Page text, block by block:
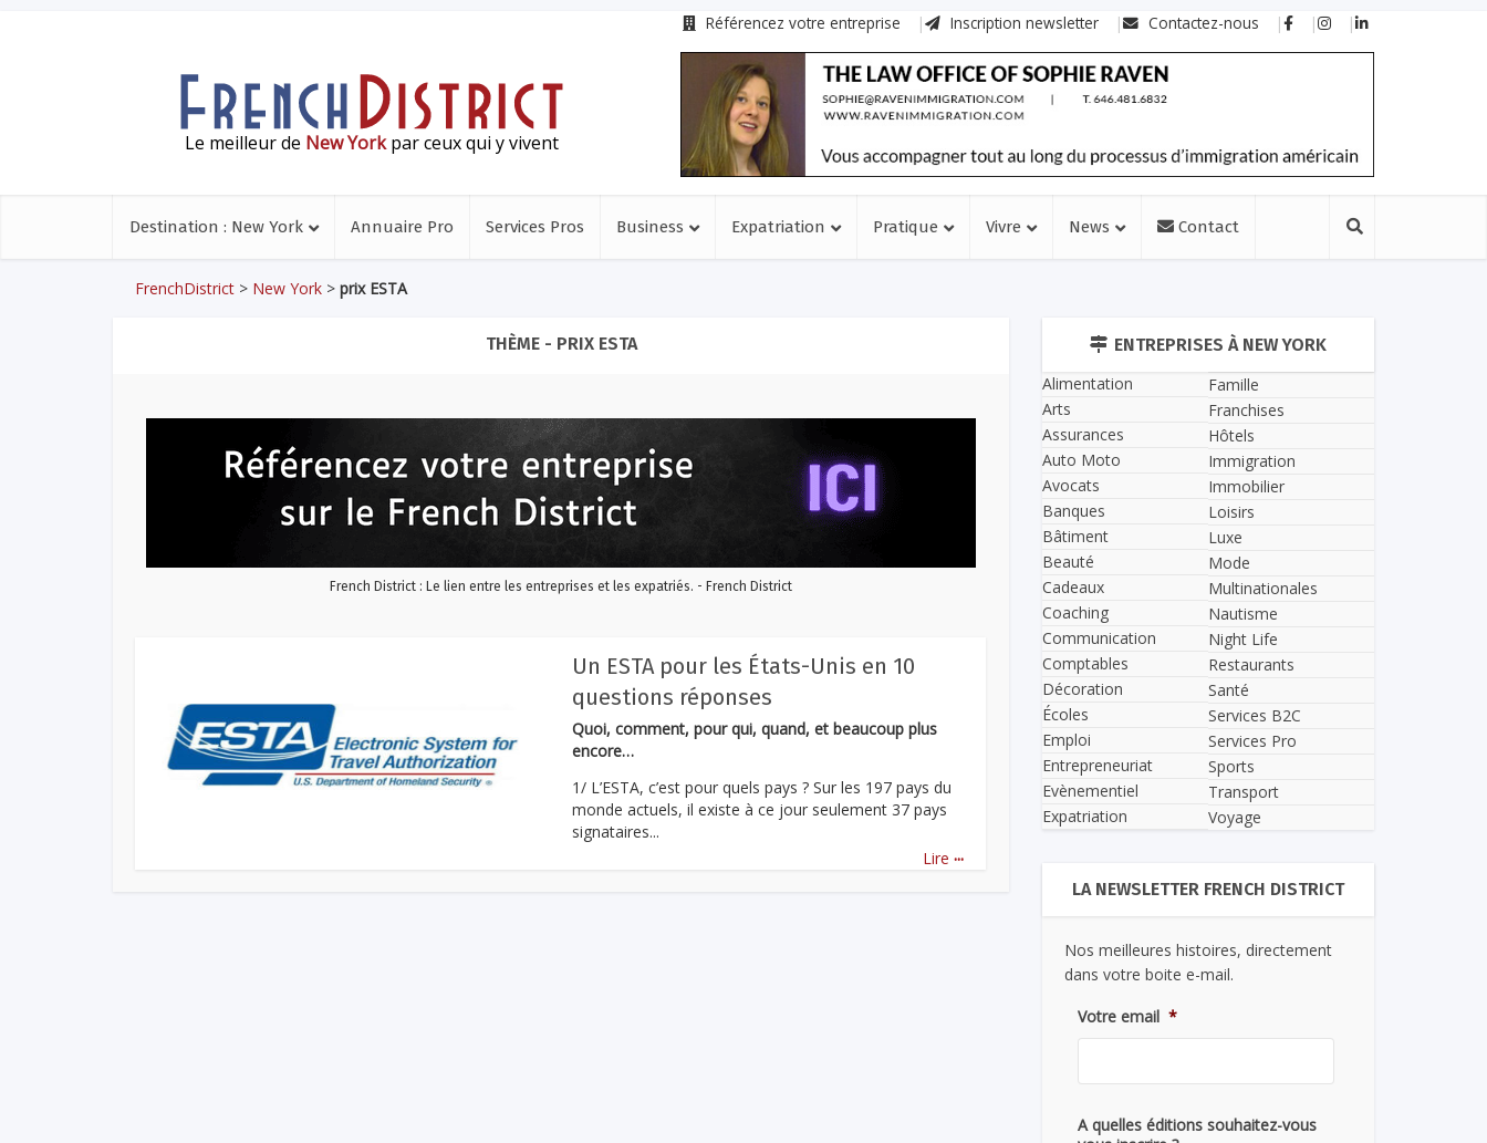
Référencez votre entreprise Inscription newsletter Contactez-nous
Le meilleur de New Yorkpar ceux qui y vivent
Destination : New York Annuaire Pro Services Pros Business Expatriation Pratique Vivre News Contact
FrenchDistrict > New York > prix ESTA
THÈME - PRIX ESTA
French District : Le lien entre les entreprises et les expatriés. - French District
Un ESTA pour les États-Unis en 10
questions réponses
Quoi, comment, pour qui, quand, et beaucoup plus
encore…
1/ L’ESTA, c’est pour quels pays ? Sur les 197 pays du
monde actuels, il existe à ce jour seulement 37 pays
signataires...
Lire ...
ENTREPRISES À NEW YORK
Alimentation
Arts
Assurances
Auto Moto
Avocats
Banques
Bâtiment
Beauté
Cadeaux
Coaching
Communication
Comptables
Décoration
Écoles
Emploi
Entrepreneuriat
Evènementiel
Expatriation
Famille
Franchises
Hôtels
Immigration
Immobilier
Loisirs
Luxe
Mode
Multinationales
Nautisme
Night Life
Restaurants
Santé
Services B2C
Services Pro
Sports
Transport
Voyage
LA NEWSLETTER FRENCH DISTRICT
Nos meilleures histoires, directement
dans votre boite e-mail.
Votre email *
A quelles éditions souhaitez-vous